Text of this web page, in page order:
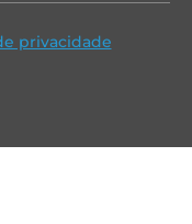
privacidade